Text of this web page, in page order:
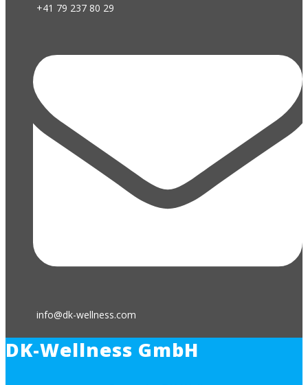
+41 79 237 80 29
info@dk-wellness.com
DK-Wellness GmbH